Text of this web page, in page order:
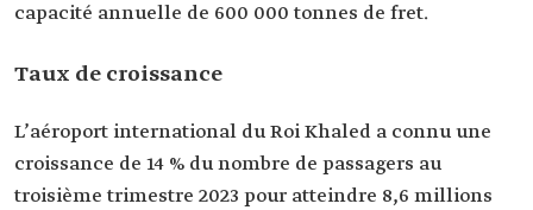
capacité annuelle de 600 000 tonnes de fret.
Taux de croissance
L’aéroport international du Roi Khaled a connu une
croissance de 14 % du nombre de passagers au
troisième trimestre 2023 pour atteindre 8,6 millions